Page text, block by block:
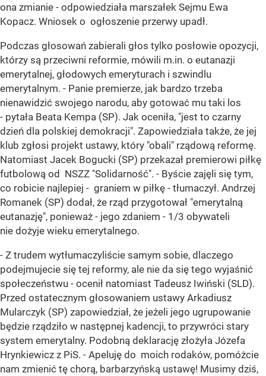
ona zmianie - odpowiedziała marszałek Sejmu Ewa
Kopacz. Wniosek o ogłoszenie przerwy upadł.
Podczas głosowań zabierali głos tylko posłowie opozycji,
którzy są przeciwni reformie, mówili m.in. o eutanazji
emerytalnej, głodowych emeryturach i szwindlu
emerytalnym. - Panie premierze, jak bardzo trzeba
nienawidzić swojego narodu, aby gotować mu taki los
- pytała Beata Kempa (SP). Jak oceniła, "jest to czarny
dzień dla polskiej demokracji". Zapowiedziała także, że jej
klub zgłosi projekt ustawy, który "obali" rządową reformę.
Natomiast Jacek Bogucki (SP) przekazał premierowi piłkę
futbolową od NSZZ "Solidarność". - Byście zajęli się tym,
co robicie najlepiej - graniem w piłkę - tłumaczył. Andrzej
Romanek (SP) dodał, że rząd przygotował "emerytalną
eutanazję", ponieważ - jego zdaniem - 1/3 obywateli
nie dożyje wieku emerytalnego.
- Z trudem wytłumaczyliście samym sobie, dlaczego
podejmujecie się tej reformy, ale nie da się tego wyjaśnić
społeczeństwu - ocenił natomiast Tadeusz Iwiński (SLD).
Przed ostatecznym głosowaniem ustawy Arkadiusz
Mularczyk (SP) zapowiedział, że jeżeli jego ugrupowanie
będzie rządziło w następnej kadencji, to przywróci stary
system emerytalny. Podobną deklarację złożyła Józefa
Hrynkiewicz z PiS. - Apeluję do moich rodaków, pomóżcie
nam zmienić tę chorą, barbarzyńską ustawę! Musimy dziś,